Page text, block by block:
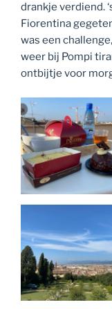
drankje verdiend.
Fiorentina
was een
weer bij Pompi
ontbijtje voor